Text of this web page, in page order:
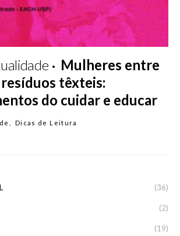
Mulheres entre
têxteis:
do cuidar e educar
Dicas de Leitura
(36)
(2)
(19)